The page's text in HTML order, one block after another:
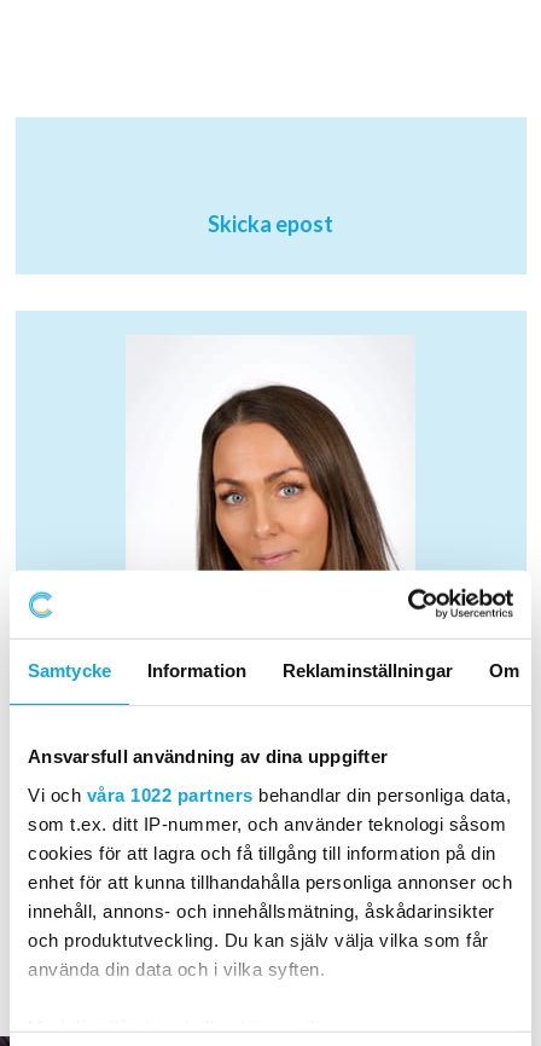
Samtycke Information Reklaminställningar Om
Ansvarsfull användning av dina uppgifter
Vi och våra 1022 partners behandlar din personliga data,
som t.ex. ditt IP-nummer, och använder teknologi såsom
cookies för att lagra och få tillgång till information på din
enhet för att kunna tillhandahålla personliga annonser och
innehåll, annons- och innehållsmätning, åskådarinsikter
och produktutveckling. Du kan själv välja vilka som får
använda din data och i vilka syften.
Skicka epost
TESS FRIDNER
Skol- och idrottskoordinator
072 394 5157
Skicka epost